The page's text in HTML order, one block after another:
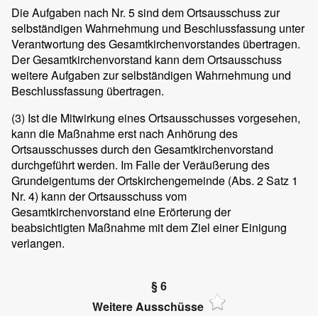
Die Aufgaben nach Nr. 5 sind dem Ortsausschuss zur
selbständigen Wahrnehmung und Beschlussfassung unter
Verantwortung des Gesamtkirchenvorstandes übertragen.
Der Gesamtkirchenvorstand kann dem Ortsausschuss
weitere Aufgaben zur selbständigen Wahrnehmung und
Beschlussfassung übertragen.
(3) Ist die Mitwirkung eines Ortsausschusses vorgesehen,
kann die Maßnahme erst nach Anhörung des
Ortsausschusses durch den Gesamtkirchenvorstand
durchgeführt werden. Im Falle der Veräußerung des
Grundeigentums der Ortskirchengemeinde (Abs. 2 Satz 1
Nr. 4) kann der Ortsausschuss vom
Gesamtkirchenvorstand eine Erörterung der
beabsichtigten Maßnahme mit dem Ziel einer Einigung
verlangen.
§ 6
Weitere Ausschüsse